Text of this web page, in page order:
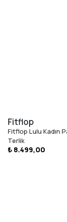
Fitflop
Fitflop Lulu Kadın
Terlik
₺ 8.499,00